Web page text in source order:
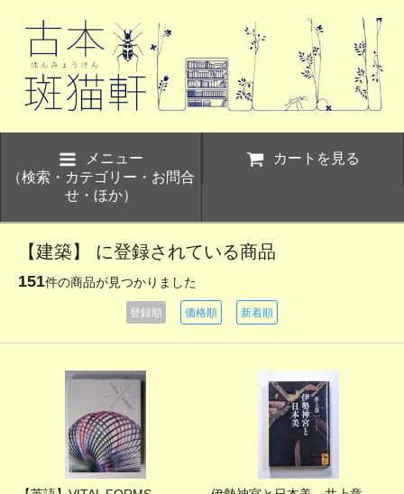
メニュー
（検索・カテゴリー・お問合
せ・ほか）
カートを見る
【建築】 に登録されている商品
151件の商品が見つかりました
登録順 価格順 新着順